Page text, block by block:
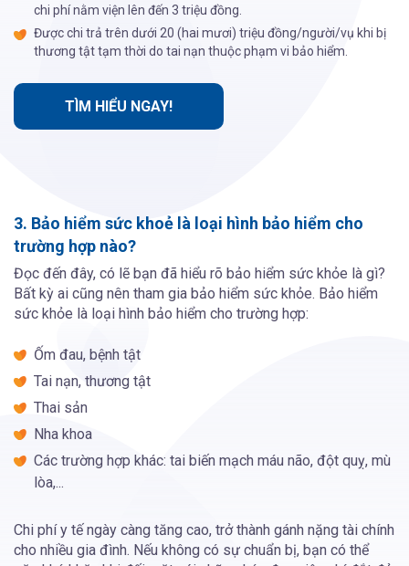
chi phí nằm viện lên đến 3 triệu đồng.
Được chi trả trên dưới 20 (hai mươi) triệu đồng/người/vụ khi bị
thương tật tạm thời do tai nạn thuộc phạm vi bảo hiểm.
TÌM HIỂU NGAY!
3. Bảo hiểm sức khoẻ là loại hình bảo hiểm cho
trường hợp nào?
Đọc đến đây, có lẽ bạn đã hiểu rõ bảo hiểm sức khỏe là gì?
Bất kỳ ai cũng nên tham gia bảo hiểm sức khỏe. Bảo hiểm
sức khỏe là loại hình bảo hiểm cho trường hợp:
Ốm đau, bệnh tật
Tai nạn, thương tật
Thai sản
Nha khoa
Các trường hợp khác: tai biến mạch máu não, đột quỵ, mù
lòa,...
Chi phí y tế ngày càng tăng cao, trở thành gánh nặng tài chính
cho nhiều gia đình. Nếu không có sự chuẩn bị, bạn có thể